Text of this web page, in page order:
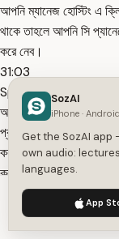
আপনি ম্যানেজ হোস্টিং এ
থাকে তাহলে আপনি সি
করে নেব।
31:03
Speaker A
আমরা সাবডোমেনটা ক্রিয়েট
প্রজ সাবডোমেন রাখবো
করব দেন আমরা ক্রিয়েটে
ক্লাউডফায়ারে কানেক্ট
31:38
Speaker A
করা। সো আমরা
We use cookies to
SozAI
iPhone ·
Get the SozAI
own audio:
languages.
App